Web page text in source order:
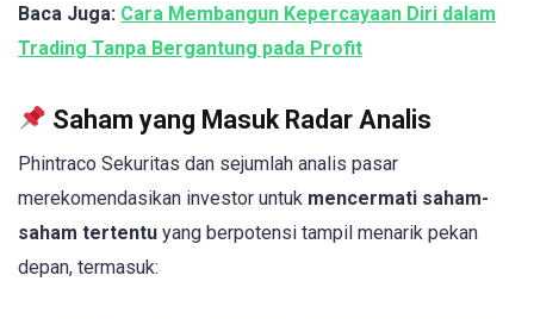
Baca Juga: Cara Membangun Kepercayaan Diri dalam
Trading Tanpa Bergantung pada Profit
Saham yang Masuk Radar Analis
Phintraco Sekuritas dan sejumlah analis pasar
merekomendasikan investor untuk mencermati saham-
saham tertentu yang berpotensi tampil menarik pekan
depan, termasuk: